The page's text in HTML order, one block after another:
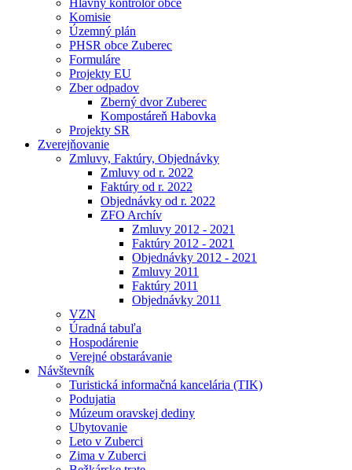
Hlavný kontrolór obce
Komisie
Územný plán
PHSR obce Zuberec
Formuláre
Projekty EU
Zber odpadov
Zberný dvor Zuberec
Kompostáreň Habovka
Projekty SR
Zverejňovanie
Zmluvy, Faktúry, Objednávky
Zmluvy od r. 2022
Faktúry od r. 2022
Objednávky od r. 2022
ZFO Archív
Zmluvy 2012 - 2021
Faktúry 2012 - 2021
Objednávky 2012 - 2021
Zmluvy 2011
Faktúry 2011
Objednávky 2011
VZN
Úradná tabuľa
Hospodárenie
Verejné obstarávanie
Návštevník
Turistická informačná kancelária (TIK)
Podujatia
Múzeum oravskej dediny
Ubytovanie
Leto v Zuberci
Zima v Zuberci